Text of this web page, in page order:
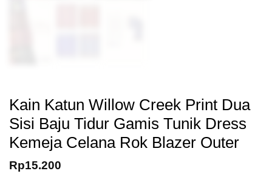
Kain Katun Willow Creek Print Dua
Sisi Baju Tidur Gamis Tunik Dress
Kemeja Celana Rok Blazer Outer
Rp15.200